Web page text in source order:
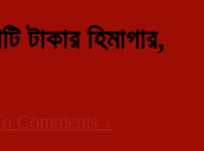
টাকার হিমাগার,
Comments ↓